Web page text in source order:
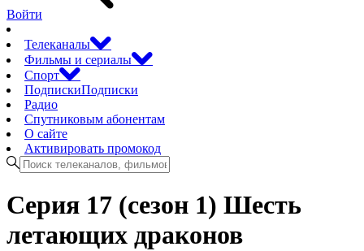
Войти
Телеканалы
Фильмы и сериалы
Спорт
ПодпискиПодписки
Радио
Спутниковым абонентам
О сайте
Активировать промокод
Серия 17 (сезон 1) Шесть
летающих драконов